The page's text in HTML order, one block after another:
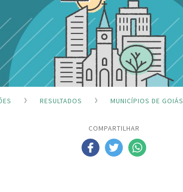
RESULTADOS MUNICÍPIOS DE GOIÁS
COMPARTILHAR